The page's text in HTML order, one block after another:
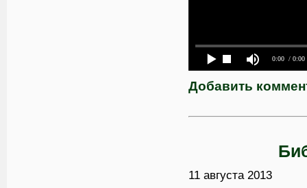
0:00 / 0:00
Добавить
11 августа 2013